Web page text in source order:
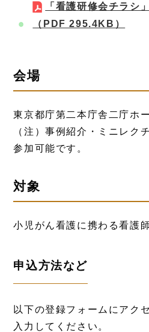
「看護研修会チラシ
（PDF 295.4KB）
会場
東京都庁第二本庁舎二庁ホ
（注）事例紹介・ミニレク
参加可能です。
対象
小児がん看護に携わる看護
申込方法など
以下の登録フォームにアク
入力してください。